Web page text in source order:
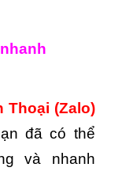
Thoại (Zalo)
đã có thể
và nhanh